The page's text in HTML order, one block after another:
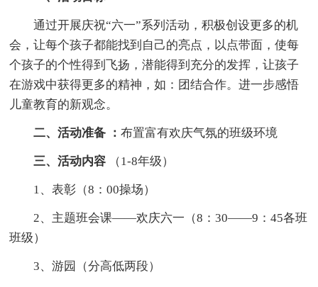
通过开展庆祝“六一”系列活动，积极创设更多的机
会，让每个孩子都能找到自己的亮点，以点带面，使每
个孩子的个性得到飞扬，潜能得到充分的发挥，让孩子
在游戏中获得更多的精神，如：团结合作。进一步感悟
儿童教育的新观念。
二、活动准备 ：布置富有欢庆气氛的班级环境
三、活动内容 （1-8年级）
1、表彰（8：00操场）
2、主题班会课——欢庆六一（8：30——9：45各班
班级）
3、游园（分高低两段）